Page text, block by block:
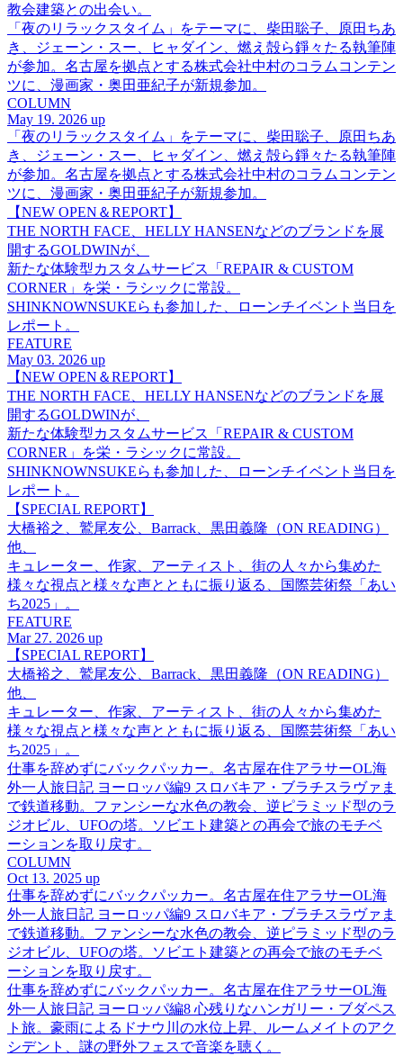
教会建築との出会い。
「夜のリラックスタイム」をテーマに、柴田聡子、原田ちあ
き、ジェーン・スー、ヒャダイン、燃え殻ら錚々たる執筆陣
が参加。名古屋を拠点とする株式会社中村のコラムコンテン
ツに、漫画家・奥田亜紀子が新規参加。
COLUMN
May 19. 2026 up
「夜のリラックスタイム」をテーマに、柴田聡子、原田ちあ
き、ジェーン・スー、ヒャダイン、燃え殻ら錚々たる執筆陣
が参加。名古屋を拠点とする株式会社中村のコラムコンテン
ツに、漫画家・奥田亜紀子が新規参加。
【NEW OPEN＆REPORT】
THE NORTH FACE、HELLY HANSENなどのブランドを展
開するGOLDWINが、
新たな体験型カスタムサービス「REPAIR & CUSTOM
CORNER」を栄・ラシックに常設。
SHINKNOWNSUKEらも参加した、ローンチイベント当日を
レポート。
FEATURE
May 03. 2026 up
【NEW OPEN＆REPORT】
THE NORTH FACE、HELLY HANSENなどのブランドを展
開するGOLDWINが、
新たな体験型カスタムサービス「REPAIR & CUSTOM
CORNER」を栄・ラシックに常設。
SHINKNOWNSUKEらも参加した、ローンチイベント当日を
レポート。
【SPECIAL REPORT】
大橋裕之、鷲尾友公、Barrack、黒田義隆（ON READING）
他、
キュレーター、作家、アーティスト、街の人々から集めた
様々な視点と様々な声とともに振り返る、国際芸術祭「あい
ち2025」。
FEATURE
Mar 27. 2026 up
【SPECIAL REPORT】
大橋裕之、鷲尾友公、Barrack、黒田義隆（ON READING）
他、
キュレーター、作家、アーティスト、街の人々から集めた
様々な視点と様々な声とともに振り返る、国際芸術祭「あい
ち2025」。
仕事を辞めずにバックパッカー。名古屋在住アラサーOL海
外一人旅日記 ヨーロッパ編9 スロバキア・ブラチスラヴァま
で鉄道移動。ファンシーな水色の教会、逆ピラミッド型のラ
ジオビル、UFOの塔。ソビエト建築との再会で旅のモチベ
ーションを取り戻す。
COLUMN
Oct 13. 2025 up
仕事を辞めずにバックパッカー。名古屋在住アラサーOL海
外一人旅日記 ヨーロッパ編9 スロバキア・ブラチスラヴァま
で鉄道移動。ファンシーな水色の教会、逆ピラミッド型のラ
ジオビル、UFOの塔。ソビエト建築との再会で旅のモチベ
ーションを取り戻す。
仕事を辞めずにバックパッカー。名古屋在住アラサーOL海
外一人旅日記 ヨーロッパ編8 心残りなハンガリー・ブダペス
ト旅。豪雨によるドナウ川の水位上昇、ルームメイトのアク
シデント、謎の野外フェスで音楽を聴く。